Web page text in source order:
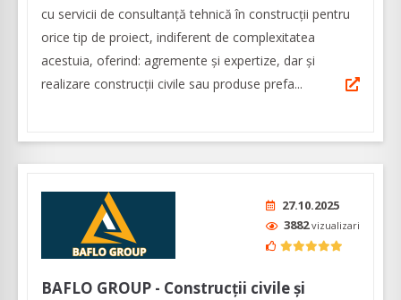
cu servicii de consultanță tehnică în construcții pentru
orice tip de proiect, indiferent de complexitatea
acestuia, oferind: agremente și expertize, dar şi
realizare construcții civile sau produse prefa...
27.10.2025
3882vizualizari
BAFLO GROUP - Construcţii civile şi